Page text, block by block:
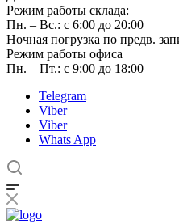
Режим работы склада:
Пн. – Вс.: с 6:00 до 20:00
Ночная погрузка по предв.
Режим работы офиса
Пн. – Пт.: с 9:00 до 18:00
Telegram
Viber
Viber
Whats App